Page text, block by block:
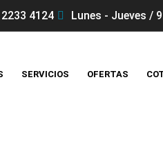
4124 Lunes - Jueves /
SERVICIOS OFERTAS